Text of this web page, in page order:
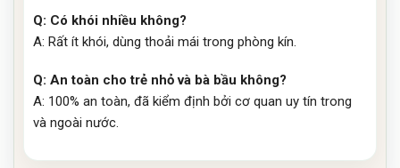
Q: Có khói nhiều không?
A: Rất ít khói, dùng thoải mái trong phòng kín.
Q: An toàn cho trẻ nhỏ và bà bầu không?
A: 100% an toàn, đã kiểm định bởi cơ quan uy tín trong
và ngoài nước.